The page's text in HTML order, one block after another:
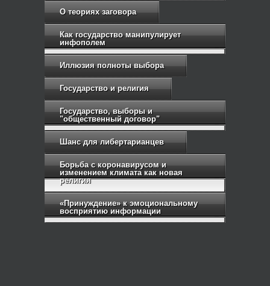
О теориях заговора
Как государство манипулирует
инфополем
Иллюзия полноты выбора
Государство и религия
Государство, выборы и
"общественный договор"
Шанс для либертарианцев
Борьба с коронавирусом и
изменением климата как новая
религия
«Принуждение» к эмоциональному
восприятию информации